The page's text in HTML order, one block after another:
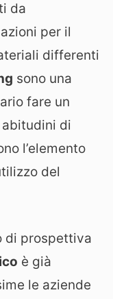
da
per il
differenti
sono una
fare un
di
l’elemento
del
di prospettiva
è già
le aziende